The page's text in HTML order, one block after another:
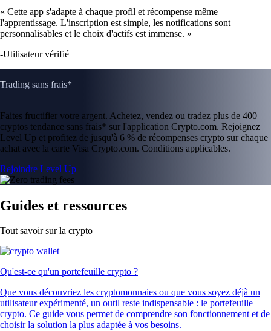
« Cette app s'adapte à chaque profil et récompense même
l'apprentissage. L'inscription est simple, les notifications sont
personnalisables et le choix d'actifs est immense. »
-Utilisateur vérifié
Trading sans frais*
Faites fructifier votre argent. Achetez, vendez ou tradez plus de 400
cryptos tendance sans frais* sur l'application Crypto.com. Rejoignez
Level Up et profitez de jusqu'à 6 % de récompenses crypto sur chaque
achat avec la carte Visa Crypto.com. Conditions applicables.
Rejoindre Level Up
Guides et ressources
Tout savoir sur la crypto
Qu'est-ce qu'un portefeuille crypto ?
Que vous découvriez les cryptomonnaies ou que vous soyez déjà un
utilisateur expérimenté, un outil reste indispensable : le portefeuille
crypto. Ce guide vous permet de comprendre son fonctionnement et de
choisir la solution la plus adaptée à vos besoins.